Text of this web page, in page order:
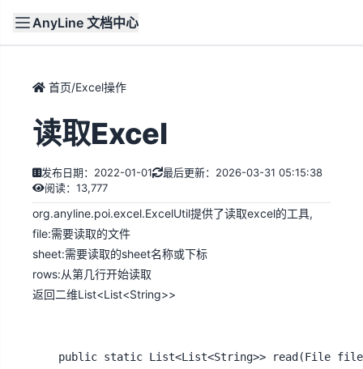
AnyLine 文档中心
文档 首页
首页/Excel操作
读取Excel
发布日期：2022-01-01
最后更新：2026-03-31 05:15:38
阅读：13,777
org.anyline.poi.excel.ExcelUtil提供了读取excel的工具,
file:需要读取的文件
sheet:需要读取的sheet名称或下标
rows:从第几行开始读取
返回二维List<List<String>>